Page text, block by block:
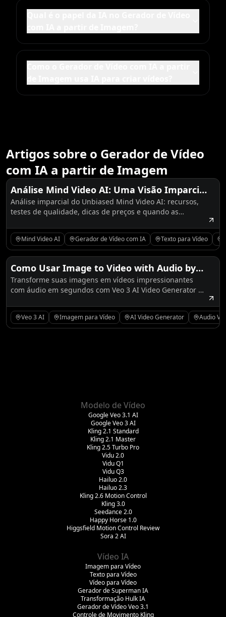
Artigos sobre o Gerador de Vídeo
com IA a partir de Imagem
Análise Mind Video AI: Uma Visão Imparcial
e Abrangente (Mais Alternativas ao
AIFacefy)
Análise imparcial do Unbiased Mind Video AI: recursos,
testes de qualidade, dicas de preços e quando as
resultados controlados e reproduzíveis.
Mind Video AI Gerador de Vídeo com IA Texto para Vídeo
Como Usar Image to Video with Audio by
Veo3 – O Próximo Nível do Veo 3 AI Video
Generator
Transforme suas imagens em vídeos impressionantes
com áudio em segundos com Veo 3 AI Video Generator no
Veo 3 AI Imagem para Vídeo AI Video Generator Audio
Modelo de Vídeo
Google Veo 3.1 AI
Google Veo 3 AI
Kling 2.1 Standard
Kling 2.1 Master
Kling 2.5 Turbo Pro
Vidu 2.0
Vidu Q1
Vidu Q3
Hailuo 2.0
Hailuo 2.3
Kling 2.6 Motion Control
Kling 3.0
Seedance 2.0
Happy Horse 1.0
Higgsfield Motion Control Review
Sora 2 AI
Vídeo IA
Imagem para Vídeo
Texto para Vídeo
Vídeo para Vídeo
Gerador de Superman IA
Transformação Hulk IA
Gerador de Vídeo Veo 3.1
Controle de Movimento Kling